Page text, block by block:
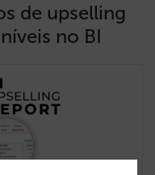
de upselling
no BI